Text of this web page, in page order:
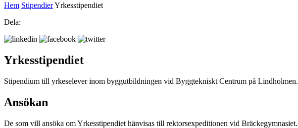
Hem StipendierYrkesstipendiet
Dela:
Yrkesstipendiet
Stipendium till yrkeselever inom byggutbildningen vid Byggtekniskt Centrum på Lindholmen.
Ansökan
De som vill ansöka om Yrkesstipendiet hänvisas till rektorsexpeditionen vid Bräckegymnasiet.